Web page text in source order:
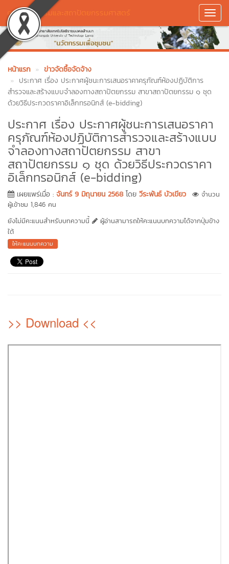
คณะศิลปกรรมและสถาปัตยกรรมศาสตร์
หน้าแรก
ข่าวจัดซื้อจัดจ้าง
ประกาศ เรื่อง ประกาศผู้ชนะการเสนอราคาครุภัณฑ์ห้องปฏิบัติการ
สำรวจและสร้างแบบจำลองทางสถาปัตยกรรม สาขาสถาปัตยกรรม ๑ ชุด
ด้วยวิธีประกวดราคาอิเล็กทรอนิกส์ (e-bidding)
ประกาศ เรื่อง ประกาศผู้ชนะการเสนอราคา
ครุภัณฑ์ห้องปฏิบัติการสำรวจและสร้างแบบ
จำลองทางสถาปัตยกรรม สาขา
สถาปัตยกรรม ๑ ชุด ด้วยวิธีประกวดราคา
อิเล็กทรอนิกส์ (e-bidding)
เผยแพร่เมื่อ : จันทร์ 9 มิถุนายน 2568 โดย วีระพันธ์ บัวเขียว
จำนวน
ผู้เข้าชม 1,846 คน
ยังไม่มีคะแนนสำหรับบทความนี้
ผู้อ่านสามารถให้คะแนนบทความได้จากปุ่มข้าง
ใต้
ให้คะแนนบทความ
>> Download <<